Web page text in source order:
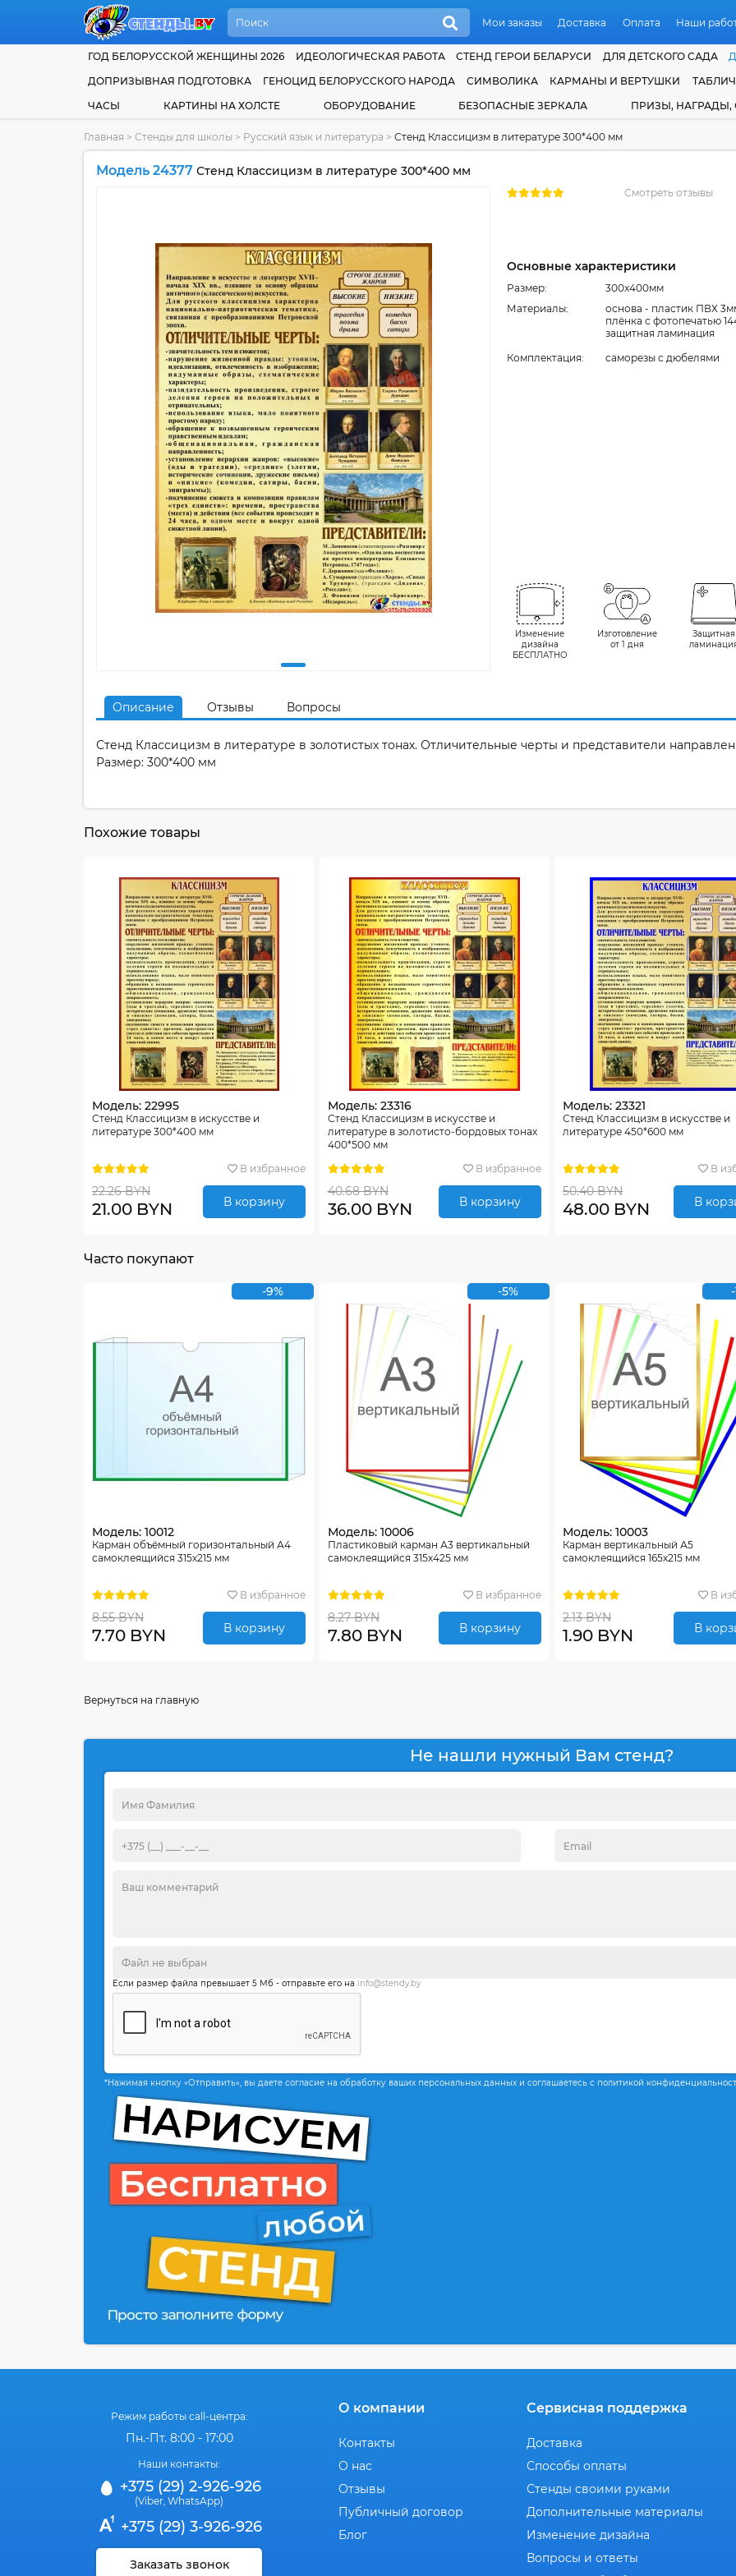
Мои заказы Доставка Оплата Наши
ГОД БЕЛОРУССКОЙ ЖЕНЩИНЫ 2026 ИДЕОЛОГИЧЕСКАЯ РАБОТА СТЕНД ГЕРОИ БЕЛАРУСИ ДЛЯ ДЕТСКОГО САДА
ДОПРИЗЫВНАЯ ПОДГОТОВКА
ГЕНОЦИД БЕЛОРУССКОГО НАРОДА СИМВОЛИКА КАРМАНЫ И ВЕРТУШКИ
ЧАСЫ
КАРТИНЫ НА ХОЛСТЕ ОБОРУДОВАНИЕ БЕЗОПАСНЫЕ ЗЕРКАЛА ПРИЗЫ, НАГРАДЫ,
Главная > Стенды для школы > Русский язык и литература > Стенд Классицизм в литературе 300*400 мм
Модель 24377 Стенд Классицизм в литературе 300*400 мм
Смотреть отзывы
Основные характеристики
Размер:
300x400мм
Материалы:
основа - пластик ПВХ
плёнка с фотопечатью
защитная ламинация
Комплектация:
cаморезы с дюбелями
Изменение
дизайна
БЕСПЛАТНО
Изготовление
от 1 дня
Защитная
Описание Отзывы Вопросы
Стенд Классицизм в литературе в золотистых тонах. Отличительные черты и представители
Размер: 300*400 мм
Похожие товары
Модель: 22995
Стенд Классицизм в искусстве и
литературе 300*400 мм
В избранное
22.26 BYN
21.00 BYN В корзину
Модель: 23316
Стенд Классицизм в искусстве и
литературе в золотисто-бордовых тонах
400*500 мм
В избранное
40.68 BYN
36.00 BYN В корзину
Модель: 23321
Стенд Классицизм в искусстве и
литературе 450*600 мм
В
50.40 BYN
48.00 BYN В
Часто покупают
-9%
Модель: 10012
Карман объёмный горизонтальный А4
самоклеящийся 315х215 мм
В избранное
8.55 BYN
7.70 BYN В корзину
-5%
Модель: 10006
Пластиковый карман А3 вертикальный
самоклеящийся 315х425 мм
В избранное
8.27 BYN
7.80 BYN В корзину
Модель: 10003
Карман вертикальный А5
самоклеящийся 165х215 мм
В
2.13 BYN
1.90 BYN В
Вернуться на главную
Не нашли нужный Вам стенд?
Если размер файла превышает 5 Мб - отправьте его на info@stendy.by
*Нажимая кнопку «Отправить», вы даете согласие на обработку ваших персональных данных и соглашаетесь с политикой
Режим работы call-центра:
Пн.-Пт. 8:00 - 17:00
Наши контакты:
+375 (29) 2-926-926
(Viber, WhatsApp)
+375 (29) 3-926-926
Заказать звонок
О компании
Контакты
О нас
Отзывы
Публичный договор
Блог
Сервисная поддержка
Доставка
Способы оплаты
Стенды своими руками
Дополнительные материалы
Изменение дизайна
Вопросы и ответы